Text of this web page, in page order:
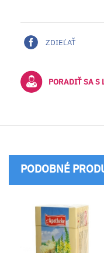
ZDIEĽAŤ
PORADIŤ SA S
PODOBNÉ